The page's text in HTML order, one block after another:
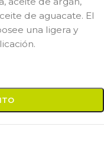
de aguacate. El
una ligera y